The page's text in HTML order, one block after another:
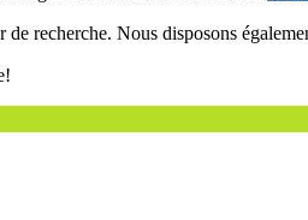
recherche. Nous disposons